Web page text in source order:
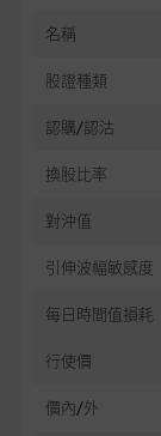
名稱
股證種類
認購/認沽
換股比率
對沖值
引伸波幅敏感度
每日時間值損耗
行使價
價內/外